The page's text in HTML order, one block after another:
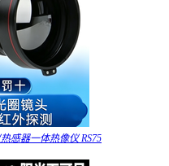
感器一体热像仪 RS75